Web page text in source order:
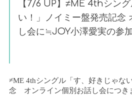
【7/6 UP】≠ME 4thシン
い！」ノイミー盤発売記念
し会に≒JOY小澤愛実の参
≠ME 4thシングル「す、好きじゃな
念 オンライン個別お話し会につき